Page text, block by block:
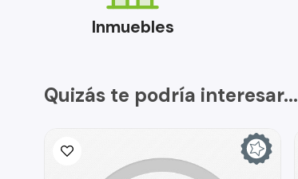
Inmuebles
Quizás te podría interesar...